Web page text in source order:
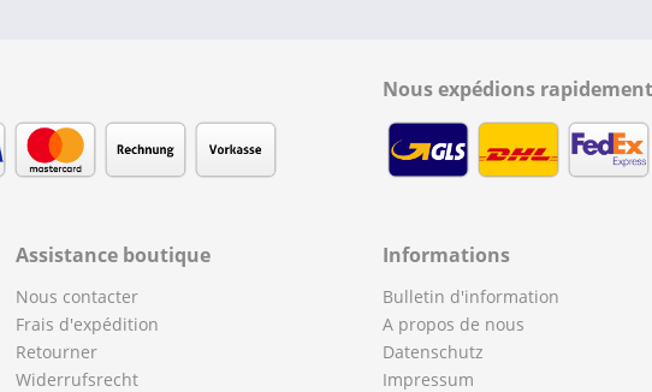
Nous expédions
Assistance boutique
Nous contacter
Frais d'expédition
Retourner
Widerrufsrecht
Informations
Bulletin d'information
A propos de nous
Datenschutz
Impressum